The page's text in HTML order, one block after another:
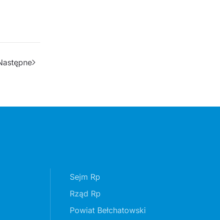
Sejm Rp
Rząd Rp
Powiat Bełchatowski